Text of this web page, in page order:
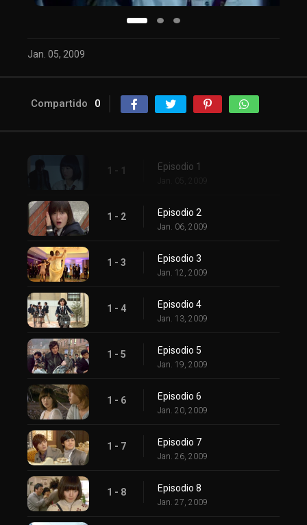
Jan. 05, 2009
Compartido 0
1 - 1 Episodio 1
Jan. 05, 2009
1 - 2 Episodio 2
Jan. 06, 2009
1 - 3 Episodio 3
Jan. 12, 2009
1 - 4 Episodio 4
Jan. 13, 2009
1 - 5 Episodio 5
Jan. 19, 2009
1 - 6 Episodio 6
Jan. 20, 2009
1 - 7 Episodio 7
Jan. 26, 2009
1 - 8 Episodio 8
Jan. 27, 2009